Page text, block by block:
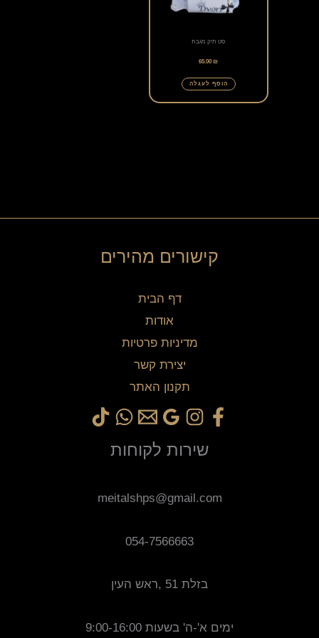
סט תיק מגבת
65.00₪
הוסף לעגלה
קישורים מהירים
דף הבית
אודות
מדיניות פרטיות
יצירת קשר
תקנון האתר
שירות לקוחות
meitalshps@gmail.com
054-7566663
בזלת 51 ,ראש העין
ימים א'-ה' בשעות 9:00-16:00